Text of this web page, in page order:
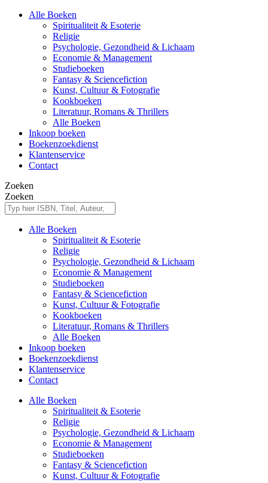
Alle Boeken
Spiritualiteit & Esoterie
Religie
Psychologie, Gezondheid & Lichaam
Economie & Management
Studieboeken
Fantasy & Sciencefiction
Kunst, Cultuur & Fotografie
Kookboeken
Literatuur, Romans & Thrillers
Alle Boeken
Inkoop boeken
Boekenzoekdienst
Klantenservice
Contact
Zoeken
Zoeken
Alle Boeken
Spiritualiteit & Esoterie
Religie
Psychologie, Gezondheid & Lichaam
Economie & Management
Studieboeken
Fantasy & Sciencefiction
Kunst, Cultuur & Fotografie
Kookboeken
Literatuur, Romans & Thrillers
Alle Boeken
Inkoop boeken
Boekenzoekdienst
Klantenservice
Contact
Alle Boeken
Spiritualiteit & Esoterie
Religie
Psychologie, Gezondheid & Lichaam
Economie & Management
Studieboeken
Fantasy & Sciencefiction
Kunst, Cultuur & Fotografie